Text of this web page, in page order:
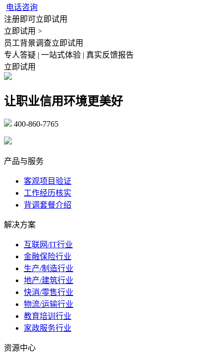
电话咨询
注册即可立即试用
立即试用 >
员工背景调查立即试用
专人答疑 | 一站式体验 | 真实反馈报告
立即试用
让职业信用环境更美好
400-860-7765
产品与服务
客观项目验证
工作经历核实
背调套餐介绍
解决方案
互联网/IT行业
金融保险行业
生产/制造行业
地产/建筑行业
快消/零售行业
物流/运输行业
教育培训行业
家政服务行业
资源中心